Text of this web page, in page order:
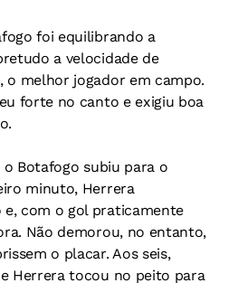
foi equilibrando a
a velocidade de
o melhor jogador em campo.
forte no canto e exigiu boa
Botafogo subiu para o
minuto, Herrera
com o gol praticamente
Não demorou, no entanto,
o placar. Aos seis,
Herrera tocou no peito para